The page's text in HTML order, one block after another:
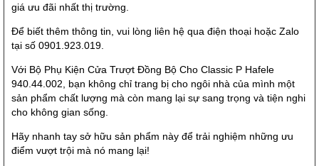
giá ưu đãi nhất thị trường.
Để biết thêm thông tin, vui lòng liên hệ qua điện thoại hoặc Zalo
tại số 0901.923.019.
Với Bộ Phụ Kiện Cửa Trượt Đồng Bộ Cho Classic P Hafele
940.44.002, bạn không chỉ trang bị cho ngôi nhà của mình một
sản phẩm chất lượng mà còn mang lại sự sang trọng và tiện nghi
cho không gian sống.
Hãy nhanh tay sở hữu sản phẩm này để trải nghiệm những ưu
điểm vượt trội mà nó mang lại!